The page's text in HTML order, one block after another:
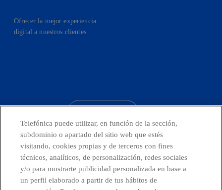
Ofrecer la mejor experiencia
digital a nuestros clientes.
Países y Unidades emergentes
Canal de Denuncias
Telefónica puede utilizar, en función de la sección,
subdominio o apartado del sitio web que estés
visitando, cookies propias y de terceros con fines
técnicos, analíticos, de personalización, redes sociales
y/o para mostrarte publicidad personalizada en base a
un perfil elaborado a partir de tus hábitos de